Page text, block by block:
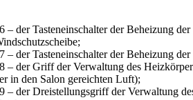
– der Tasteneinschalter der Beheizung der
– der Tasteneinschalter der Beheizung
– der Griff der Verwaltung des
in den Salon gereichten Luft);
– der Dreistellungsgriff der Verwaltung